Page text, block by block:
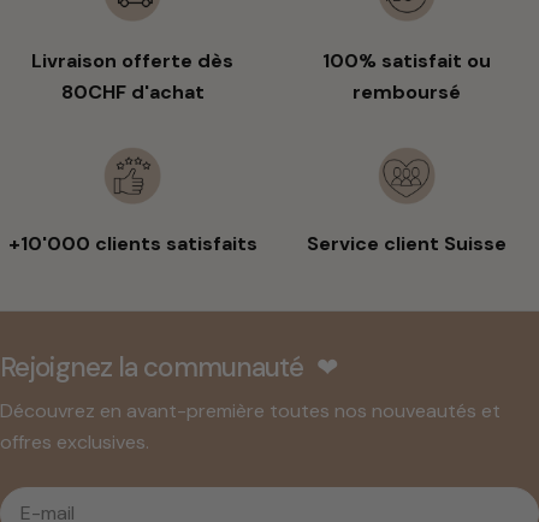
Livraison offerte dès
80CHF d'achat
100% satisfait ou
remboursé
+10'000 clients satisfaits Service client Suisse
Rejoignez la communauté ❤︎
Découvrez en avant-première toutes nos nouveautés et
offres exclusives.
E-